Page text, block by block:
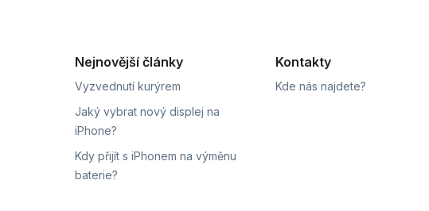
Nejnovější články
Vyzvednutí kurýrem
Jaký vybrat nový displej na
iPhone?
Kdy přijít s iPhonem na výměnu
baterie?
Kontakty
Kde nás najdete?